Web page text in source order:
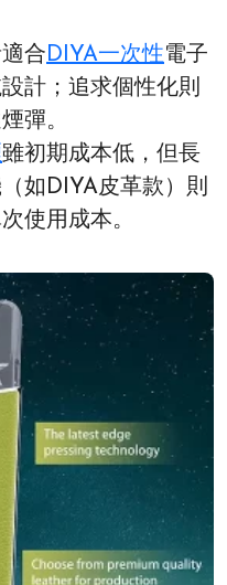
合DIYA一次性電子
計；追求個性化則
彈。
雖初期成本低，但長
如DIYA皮革款）則
使用成本。